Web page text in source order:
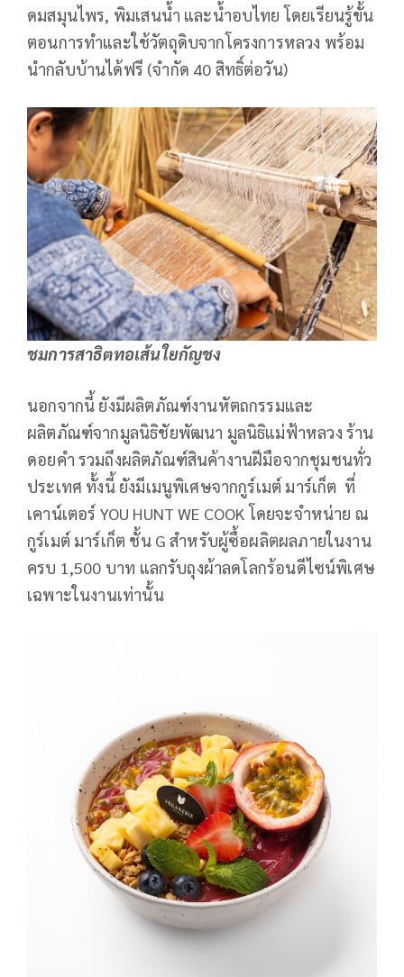
ดมสมุนไพร, พิมเสนน้ำ และน้ำอบไทย โดยเรียนรู้ขั้น
ตอนการทำและใช้วัตถุดิบจากโครงการหลวง พร้อม
นำกลับบ้านได้ฟรี (จำกัด 40 สิทธิ์ต่อวัน)
ชมการสาธิตทอเส้นใยกัญชง
นอกจากนี้ ยังมีผลิตภัณฑ์งานหัตถกรรมและ
ผลิตภัณฑ์จากมูลนิธิชัยพัฒนา มูลนิธิแม่ฟ้าหลวง ร้าน
ดอยคำ รวมถึงผลิตภัณฑ์สินค้างานฝีมือจากชุมชนทั่ว
ประเทศ ทั้งนี้ ยังมีเมนูพิเศษจากกูร์เมต์ มาร์เก็ต ที่
เคาน์เตอร์ YOU HUNT WE COOK โดยจะจำหน่าย ณ
กูร์เมต์ มาร์เก็ต ชั้น G สำหรับผู้ซื้อผลิตผลภายในงาน
ครบ 1,500 บาท แลกรับถุงผ้าลดโลกร้อนดีไซน์พิเศษ
เฉพาะในงานเท่านั้น